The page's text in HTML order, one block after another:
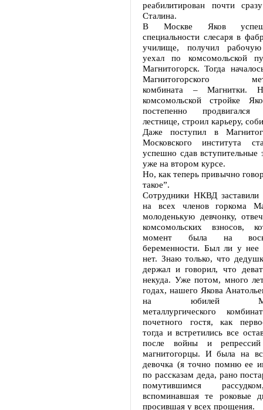
реабилитирован почти
Сталина.
В Москве Яков
специальности слесаря в
училище, получил
уехал по комсомольской
Магнитогорск. Тогда
Магнитогорского
комбината – Магнитки.
комсомольской стройке
постепенно
лестнице, строил карьеру,
Даже поступил в
Московского института
успешно сдав вступительные
уже на втором курсе.
Но, как теперь привычно
такое”.
Сотрудники НКВД заставили
на всех членов горкома
молоденькую девчонку,
комсомольских взносов,
момент была на
беременности. Был ли у
нет. Знаю только, что
держал и говорил, что
некуда. Уже потом, много
годах, нашего Якова
на юбилей
металлургического
почетного гостя, как
тогда и встретились все
после войны и репрессий
магнитогорцы. И была на
девочка (я точно помню ее
по рассказам деда, рано
помутившимся
вспоминавшая те роковые
просившая у всех прощения.